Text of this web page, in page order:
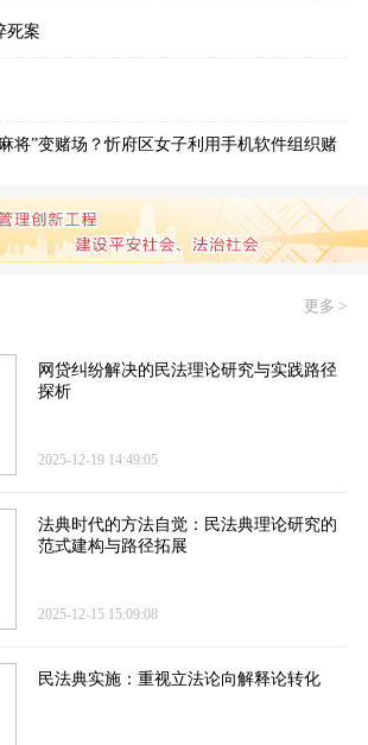
死案
将”变赌场？忻府区女子利用手机软件组织赌
更多 >
网贷纠纷解决的民法理论研究与实践路径
探析
2025-12-19 14:49:05
法典时代的方法自觉：民法典理论研究的
范式建构与路径拓展
2025-12-15 15:09:08
民法典实施：重视立法论向解释论转化